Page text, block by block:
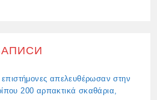
επιστήμονες απελευθέρωσαν στην
200 αρπακτικά σκαθάρια,